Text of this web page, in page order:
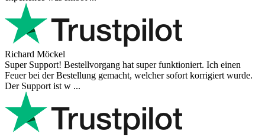
Richard Möckel
Super Support! Bestellvorgang hat super funktioniert. Ich einen
Feuer bei der Bestellung gemacht, welcher sofort korrigiert wurde.
Der Support ist w ...